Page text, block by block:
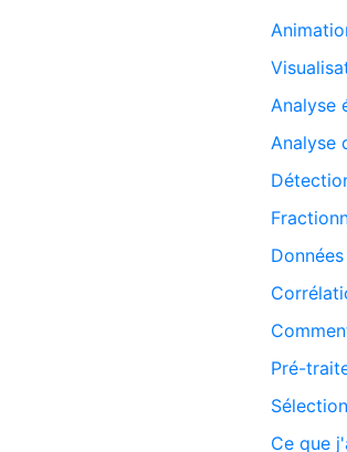
Analyse
Analyse
Pré-
Ce que